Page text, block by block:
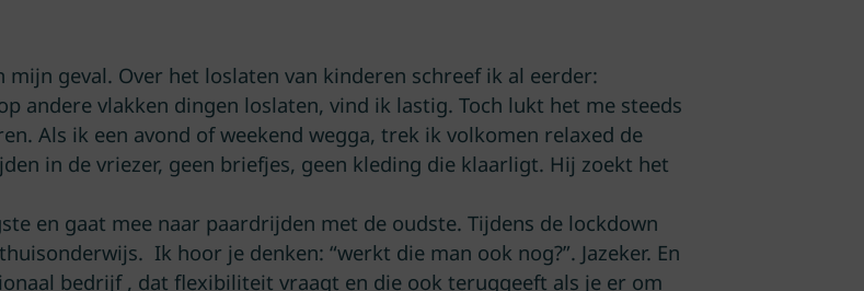
geval. Over het loslaten van kinderen schreef ik al eerder:
andere vlakken dingen loslaten, vind ik lastig. Toch lukt het me steeds
Als ik een avond of weekend wegga, trek ik volkomen relaxed de
in de vriezer, geen briefjes, geen kleding die klaarligt. Hij zoekt het
en gaat mee naar paardrijden met de oudste. Tijdens de lockdown
Ik hoor je denken: “werkt die man ook nog?”. Jazeker. En
bedrijf , dat flexibiliteit vraagt en die ook teruggeeft als je er om